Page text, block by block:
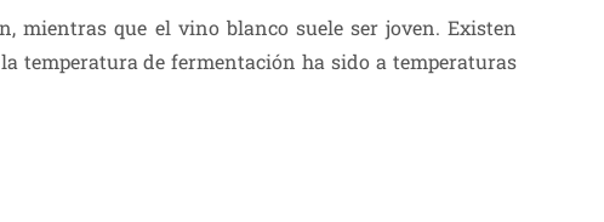
mientras que el vino blanco suele ser joven. Existen
temperatura de fermentación ha sido a temperaturas